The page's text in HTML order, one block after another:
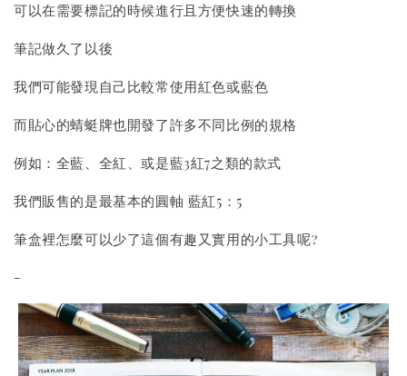
可以在需要標記的時候進行且方便快速的轉換
筆記做久了以後
我們可能發現自己比較常使用紅色或藍色
而貼心的蜻蜓牌也開發了許多不同比例的規格
例如：全藍、全紅、或是藍3紅7之類的款式
我們販售的是最基本的圓軸 藍紅5：5
筆盒裡怎麼可以少了這個有趣又實用的小工具呢?
-